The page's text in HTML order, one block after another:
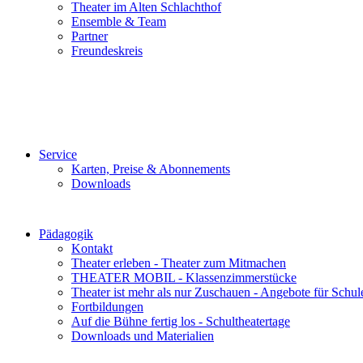
Theater im Alten Schlachthof
Ensemble & Team
Partner
Freundeskreis
Service
Karten, Preise & Abonnements
Downloads
Pädagogik
Kontakt
Theater erleben - Theater zum Mitmachen
THEATER MOBIL - Klassenzimmerstücke
Theater ist mehr als nur Zuschauen - Angebote für
Fortbildungen
Auf die Bühne fertig los - Schultheatertage
Downloads und Materialien